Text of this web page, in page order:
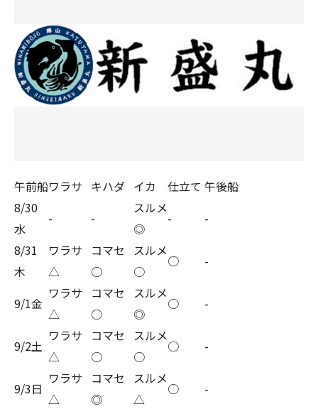
午前船ワラサ キハダ イカ 仕立て 午後船
8/30
水
- -
スルメ
◎
-
-
8/31
木
ワラサ
△
コマセ
○
スルメ
○
○ -
9/1金
ワラサ
△
コマセ
○
スルメ
◎
○ -
9/2土
ワラサ
△
コマセ
○
スルメ
○
○ -
9/3日
ワラサ
△
コマセ
◎
スルメ
△
○
-